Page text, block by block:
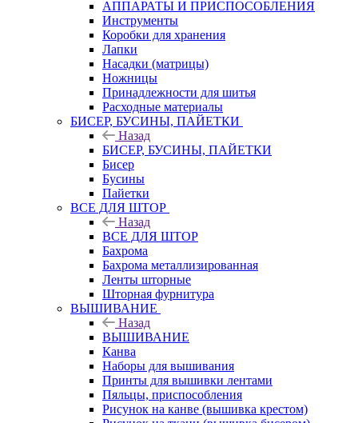
АППАРАТЫ И ПРИСПОСОБЛЕНИЯ
Инструменты
Коробки для хранения
Лапки
Насадки (матрицы)
Ножницы
Принадлежности для шитья
Расходные материалы
БИСЕР, БУСИНЫ, ПАЙЕТКИ
Назад
БИСЕР, БУСИНЫ, ПАЙЕТКИ
Бисер
Бусины
Пайетки
ВСЕ ДЛЯ ШТОР
Назад
ВСЕ ДЛЯ ШТОР
Бахрома
Бахрома металлизированная
Ленты шторные
Шторная фурнитура
ВЫШИВАНИЕ
Назад
ВЫШИВАНИЕ
Канва
Наборы для вышивания
Принты для вышивки лентами
Пяльцы, приспособления
Рисунок на канве (вышивка крестом)